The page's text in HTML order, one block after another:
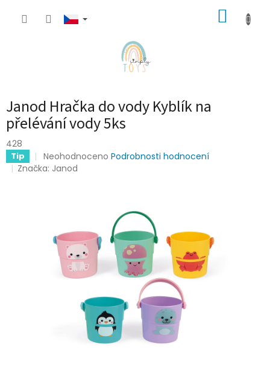
Janod Hračka do vody Kyblík na
přelévání vody 5ks
428
Tip
Průměrné
hodnocení
hvězdiček.
Neohodnoceno Podrobnosti hodnocení
Značka: Janod